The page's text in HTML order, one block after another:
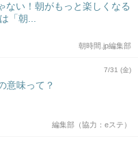
ない！朝がもっと楽しくなる
「朝...
朝時間.jp編集部
7/31 (金)
意味って？
編集部（協力：eステ）